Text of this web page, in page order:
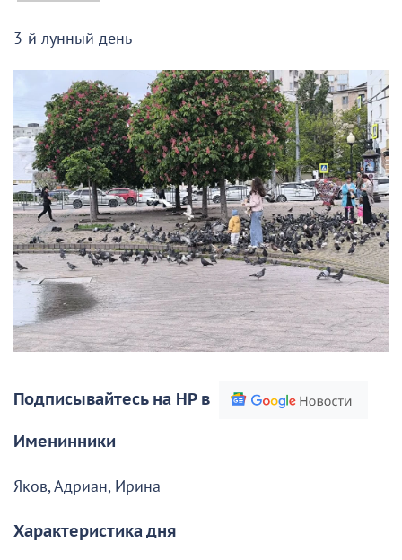
3-й лунный день
Подписывайтесь на НР в
Именинники
Яков, Адриан, Ирина
Характеристика дня